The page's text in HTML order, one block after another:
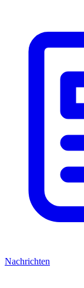
Nachrichten